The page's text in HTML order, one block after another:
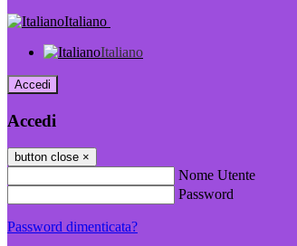
Italiano
Italiano
Accedi
Accedi
button close ×
Nome Utente
Password
Password dimenticata?